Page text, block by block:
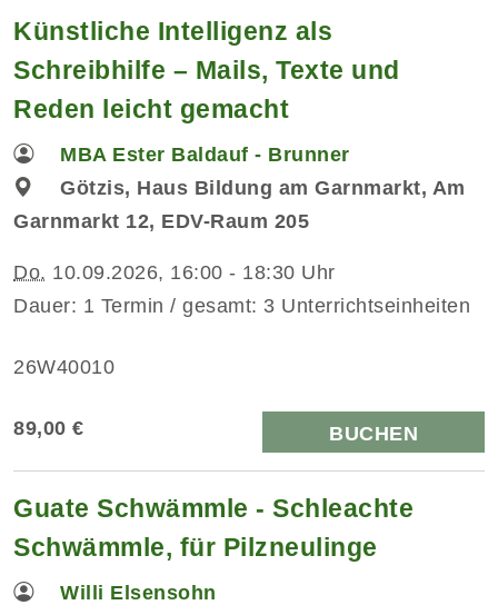
Künstliche Intelligenz als
Schreibhilfe – Mails, Texte und
Reden leicht gemacht
MBA Ester Baldauf - Brunner
Götzis, Haus Bildung am Garnmarkt, Am
Garnmarkt 12, EDV-Raum 205
Do. 10.09.2026, 16:00 - 18:30 Uhr
Dauer: 1 Termin / gesamt: 3 Unterrichtseinheiten
26W40010
89,00 € BUCHEN
Guate Schwämmle - Schleachte
Schwämmle, für Pilzneulinge
Willi Elsensohn